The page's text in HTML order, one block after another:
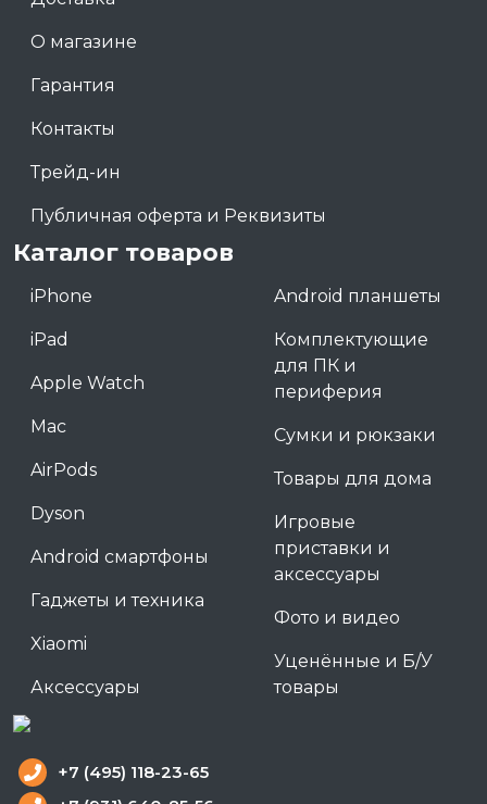
О магазине
Гарантия
Контакты
Трейд-ин
Публичная оферта и Реквизиты
Каталог товаров
iPhone
iPad
Apple Watch
Mac
AirPods
Dyson
Android смартфоны
Гаджеты и техника
Xiaomi
Аксессуары
Android планшеты
Комплектующие
для ПК и
периферия
Сумки и рюкзаки
Товары для дома
Игровые
приставки и
аксессуары
Фото и видео
Уценённые и Б/У
товары
+7 (495) 118-23-65